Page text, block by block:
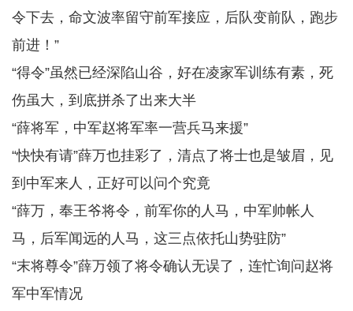
令下去，命文波率留守前军接应，后队变前队，跑步
前进！”
“得令”虽然已经深陷山谷，好在凌家军训练有素，死
伤虽大，到底拼杀了出来大半
“薛将军，中军赵将军率一营兵马来援”
“快快有请”薛万也挂彩了，清点了将士也是皱眉，见
到中军来人，正好可以问个究竟
“薛万，奉王爷将令，前军你的人马，中军帅帐人
马，后军闻远的人马，这三点依托山势驻防”
“末将尊令”薛万领了将令确认无误了，连忙询问赵将
军中军情况